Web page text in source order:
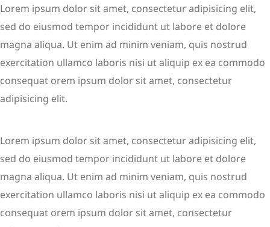
Lorem ipsum dolor sit amet, consectetur adipisicing elit,
sed do eiusmod tempor incididunt ut labore et dolore
magna aliqua. Ut enim ad minim veniam, quis nostrud
exercitation ullamco laboris nisi ut aliquip ex ea commodo
consequat orem ipsum dolor sit amet, consectetur
adipisicing elit.
Lorem ipsum dolor sit amet, consectetur adipisicing elit,
sed do eiusmod tempor incididunt ut labore et dolore
magna aliqua. Ut enim ad minim veniam, quis nostrud
exercitation ullamco laboris nisi ut aliquip ex ea commodo
consequat orem ipsum dolor sit amet, consectetur